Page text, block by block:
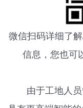
微信扫码详细了解
信息，您也可
由于工地人